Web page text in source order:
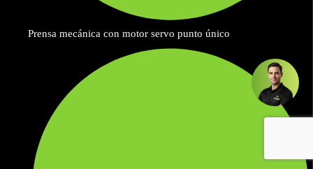
Prensa mecánica con motor servo punto único